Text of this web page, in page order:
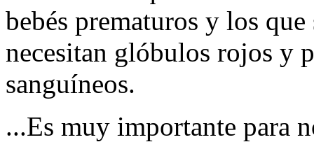
bebés prematuros y los
necesitan glóbulos rojos y
sanguíneos.
...Es muy importante para